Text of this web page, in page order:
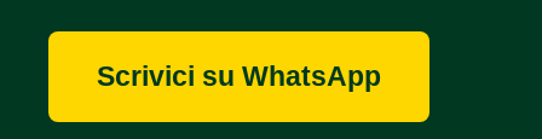
Scrivici su WhatsApp